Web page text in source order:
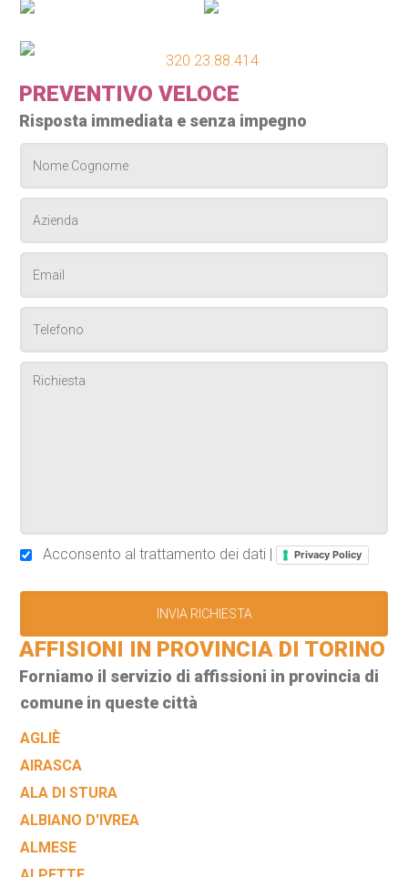
320 23.88.414
PREVENTIVO VELOCE
Risposta immediata e senza impegno
Acconsento al trattamento dei dati | Privacy Policy
AFFISIONI IN PROVINCIA DI TORINO
Forniamo il servizio di affissioni in provincia di
comune in queste città
AGLIÈ
AIRASCA
ALA DI STURA
ALBIANO D'IVREA
ALMESE